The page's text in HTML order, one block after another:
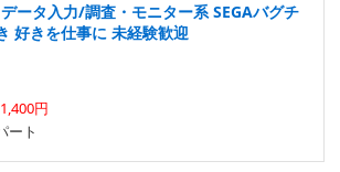
ータ入力/調査・モニター系 SEGAバグチ
好きを仕事に 未経験歓迎
円
ート